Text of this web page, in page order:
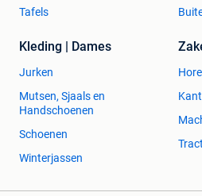
Tafels
Kleding | Dames
Jurken
Mutsen, Sjaals en
Handschoenen
Schoenen
Winterjassen